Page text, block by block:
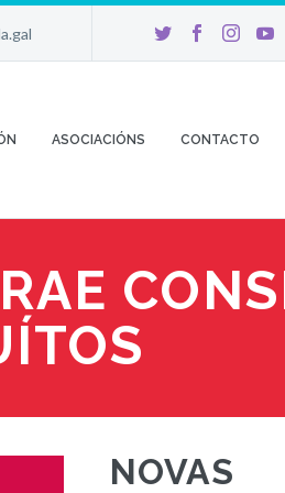
ASOCIACIÓNS CONTACTO
NOVAS